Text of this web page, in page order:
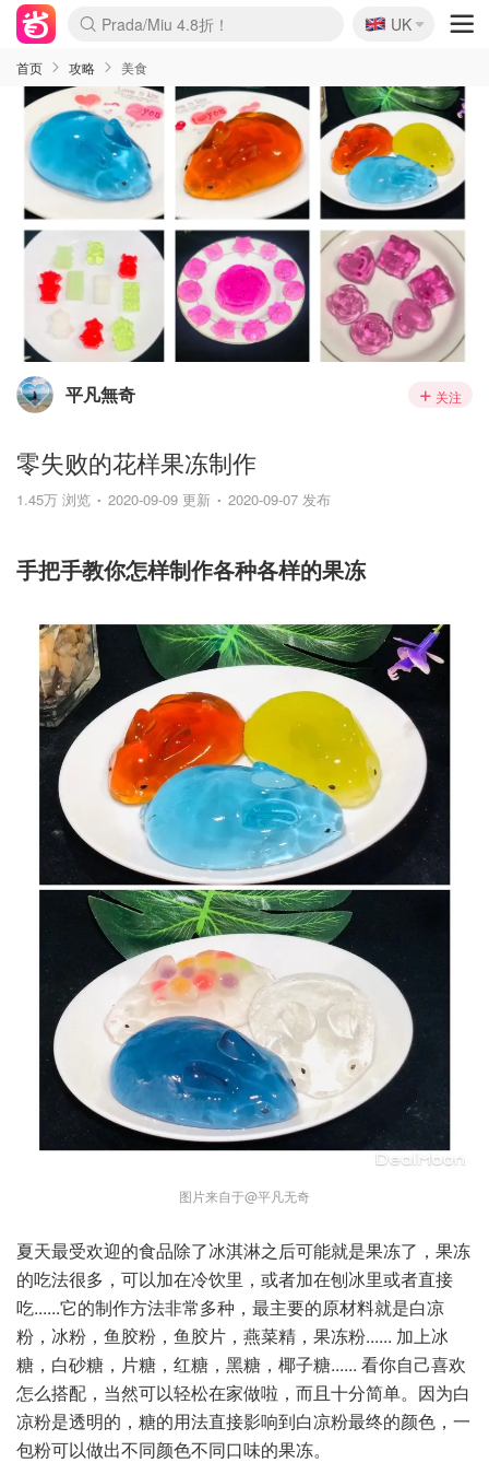
麦卢卡蜂蜜夏促！个位数！
Prada/Miu 4.8折！
啥？必胜客披萨5折！
🇬🇧
UK
首页 攻略 美食
平凡無奇 关注
零失败的花样果冻制作
1.45万 浏览 2020-09-09 更新 2020-09-07 发布
手把手教你怎样制作各种各样的果冻
图片来自于@平凡无奇
夏天最受欢迎的食品除了冰淇淋之后可能就是果冻了，果冻
的吃法很多，可以加在冷饮里，或者加在刨冰里或者直接
吃......它的制作方法非常多种，最主要的原材料就是白凉
粉，冰粉，鱼胶粉，鱼胶片，燕菜精，果冻粉...... 加上冰
糖，白砂糖，片糖，红糖，黑糖，椰子糖...... 看你自己喜欢
怎么搭配，当然可以轻松在家做啦，而且十分简单。因为白
凉粉是透明的，糖的用法直接影响到白凉粉最终的颜色，一
包粉可以做出不同颜色不同口味的果冻。